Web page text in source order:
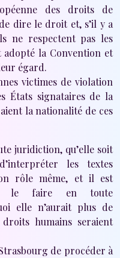
des droits de
dire le droit et, s’il y a
ne respectent pas les
adopté la Convention et
égard.
victimes de violation
États signataires de la
la nationalité de ces
juridiction, qu’elle soit
les textes
rôle même, et il est
le faire en toute
elle n’aurait plus de
humains seraient
de procéder à